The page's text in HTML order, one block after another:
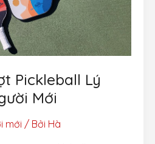
Pickleball Lý
Mới
mới / Bởi Hà